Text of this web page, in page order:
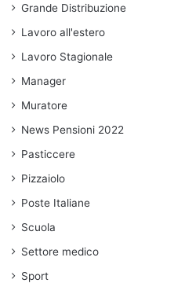
Grande Distribuzione
Lavoro all'estero
Lavoro Stagionale
Manager
Muratore
News Pensioni 2022
Pasticcere
Pizzaiolo
Poste Italiane
Scuola
Settore medico
Sport